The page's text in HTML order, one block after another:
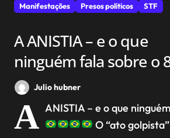
Manifestações
Presos políticos STF
A ANISTIA – e o que
ninguém fala sobre o
Julio hubner
A ANISTIA – e o que
O “ato